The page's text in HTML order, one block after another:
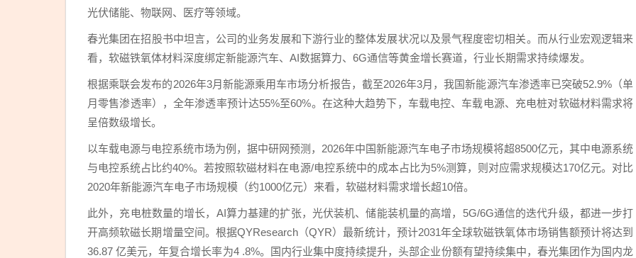
光伏储能、物联网、医疗等领域。
春光集团在招股书中坦言，公司的业务发展和下游行业的整体发展状况以及景气程度密切相关。而从行业宏观逻辑来
看，软磁铁氧体材料深度绑定新能源汽车、AI数据算力、6G通信等黄金增长赛道，行业长期需求持续爆发。
根据乘联会发布的2026年3月新能源乘用车市场分析报告，截至2026年3月，我国新能源汽车渗透率已突破52.9%（单
月零售渗透率），全年渗透率预计达55%至60%。在这种大趋势下，车载电控、车载电源、充电桩对软磁材料需求将
呈倍数级增长。
以车载电源与电控系统市场为例，据中研网预测，2026年中国新能源汽车电子市场规模将超8500亿元，其中电源系统
与电控系统占比约40%。若按照软磁材料在电源/电控系统中的成本占比为5%测算，则对应需求规模达170亿元。对比
2020年新能源汽车电子市场规模（约1000亿元）来看，软磁材料需求增长超10倍。
此外，充电桩数量的增长，AI算力基建的扩张，光伏装机、储能装机量的高增，5G/6G通信的迭代升级，都进一步打
开高频软磁长期增量空间。根据QYResearch（QYR）最新统计，预计2031年全球软磁铁氧体市场销售额预计将达到
36.87 亿美元，年复合增长率为4 .8%。国内行业集中度持续提升，头部企业份额有望持续集中，春光集团作为国内龙